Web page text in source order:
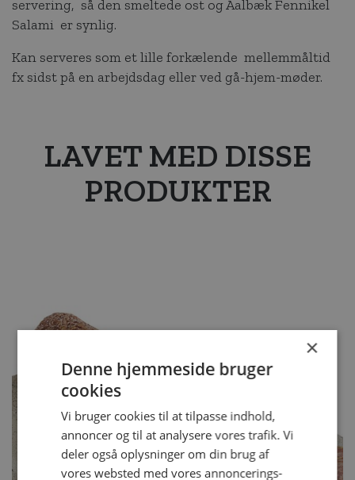
servering, så den smeltede ost og Aalbæk Fennikel
Salami er synlig.
Kan serveres som et lille forkælende mellemmåltid
fx sidst på en arbejdsdag eller ved gå-hjem-møder.
LAVET MED DISSE
PRODUKTER
×
Denne hjemmeside bruger
cookies
Vi bruger cookies til at tilpasse indhold,
annoncer og til at analysere vores trafik. Vi
deler også oplysninger om din brug af
vores websted med vores annoncerings-